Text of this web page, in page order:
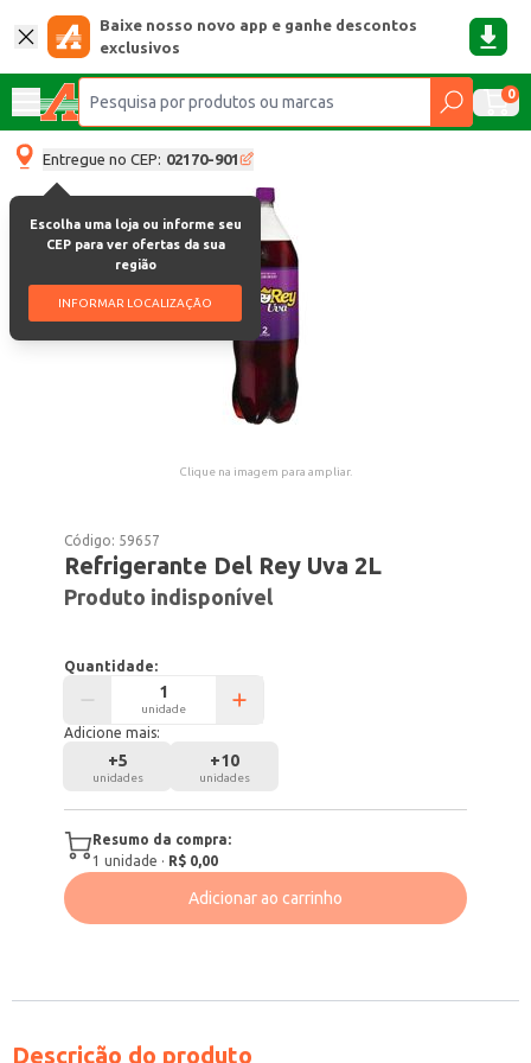
Baixe nosso novo app e ganhe descontos
exclusivos
0
Entregue no CEP: 02170-901
Escolha uma loja ou informe seu
CEP para ver ofertas da sua
região
INFORMAR LOCALIZAÇÃO
Clique na imagem para ampliar.
Código: 59657
Refrigerante Del Rey Uva 2L
Produto indisponível
Quantidade:
unidade
Adicione mais:
+5
unidades
+10
unidades
Resumo da compra:
1 unidade · R$ 0,00
Adicionar ao carrinho
Descrição do produto